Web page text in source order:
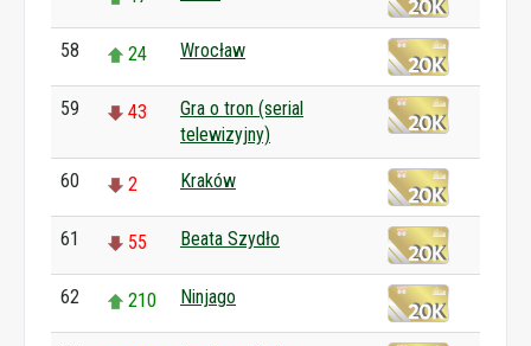
58 24 Wrocław
59 43
Gra o tron (serial
telewizyjny)
60 2 Kraków
61 55 Beata Szydło
62 210 Ninjago